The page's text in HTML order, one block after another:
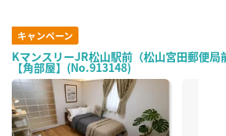
キャンペーン
KマンスリーJR松山駅前（松山宮田郵便局
【角部屋】(No.913148)